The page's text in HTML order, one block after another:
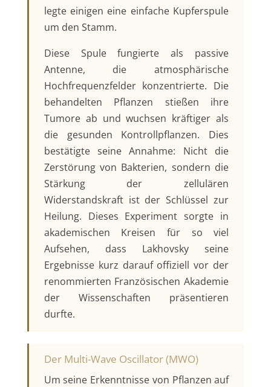
legte einigen eine einfache Kupferspule
um den Stamm.
Diese Spule fungierte als passive
Antenne, die atmosphärische
Hochfrequenzfelder konzentrierte. Die
behandelten Pflanzen stießen ihre
Tumore ab und wuchsen kräftiger als
die gesunden Kontrollpflanzen. Dies
bestätigte seine Annahme: Nicht die
Zerstörung von Bakterien, sondern die
Stärkung der zellulären
Widerstandskraft ist der Schlüssel zur
Heilung. Dieses Experiment sorgte in
akademischen Kreisen für so viel
Aufsehen, dass Lakhovsky seine
Ergebnisse kurz darauf offiziell vor der
renommierten Französischen Akademie
der Wissenschaften präsentieren
durfte.
Der Multi-Wave Oscillator (MWO)
Um seine Erkenntnisse von Pflanzen auf